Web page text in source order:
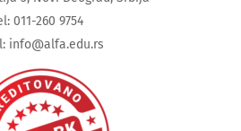
011-260 9754
info@alfa.edu.rs